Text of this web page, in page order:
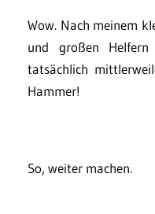
Wow. Nach meinem
und großen Helfern
tatsächlich
Hammer!
So, weiter machen.